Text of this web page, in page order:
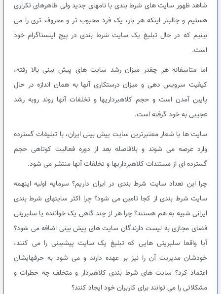
شاهد ظهور سایت های شرط بندی با نامهای جدید ولی ظاهرهای تکراری
هستیم و جالبتر اینکه هر بار، یک فرد محبوب تر و معروف تری را می
بینیم که در حال تبلیغ یک سایت شرط بندی در پیج اینستاگرام خود
است.
اما متاسفانه هر چقدر میزان رشد سایت های پیش بینی بالا رفته،
کیفیت سرویس دهی و میزان درستکاری آنها به همان اندازه در حال
پایین آمدن است و حجم کلاهبرداریها و تخلفات آنها روند روبه رشد
عجیبی به خود گرفته است.
سایت ها با شعار معتبرترین سایت پیش بینی ایران، با تبلیغات گسترده
وارد عرصه می شوند و بلافاصله بعد از دوره فعالیت کوتاهی حجم
گسترده ای از مستندات کلاهبرداریها و تخلفات آنها منتشر می شود.
چرا این تعداد سایت شرط بندی در ایران داریم؟ سرمایه اولیه اینهمه
سایت شرط بندی از کجا تامین می شود؟ چرا اکثر سایتهای شرط بندی
ایرانی شبیه به هم هستند؟ چرا هر از چند گاهی یک خواننده یا سلبریتی
فضای مجازی به لیست دارندگان سایت های پیش بینی اضافه می شود؟
آیا واقعا سلبریتی هایی که تبلیغ یک سایت پیشبینی را می کنند،
خودشان مدیریت آن را نیز بر عهده دارند و می شود به حرفهایشان
اعتماد کرد؟ سایت های شرط بندی کلاهبردار و متخلف چه خطرات و
مشکلاتی را می توانند برای کاربران خود ایجاد کنند؟